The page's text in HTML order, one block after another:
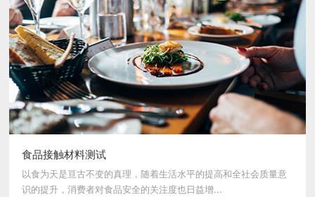
食品接触材料测试
以食为天是亘古不变的真理，随着生活水平的提高和全社会质量意
识的提升，消费者对食品安全的关注度也日益增...